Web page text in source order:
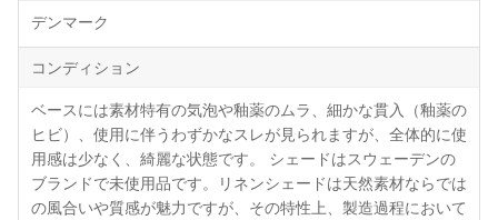
デンマーク
コンディション
ベースには素材特有の気泡や釉薬のムラ、細かな貫入（釉薬の
ヒビ）、使用に伴うわずかなスレが見られますが、全体的に使
用感は少なく、綺麗な状態です。 シェードはスウェーデンの
ブランドで未使用品です。リネンシェードは天然素材ならでは
の風合いや質感が魅力ですが、その特性上、製造過程において